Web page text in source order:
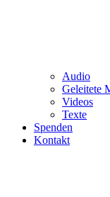
Audio
Geleitete
Videos
Texte
Spenden
Kontakt